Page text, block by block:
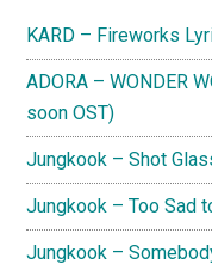
KARD – Fireworks
ADORA – WONDER
soon OST)
Jungkook – Shot
Jungkook – Too Sad
Jungkook –